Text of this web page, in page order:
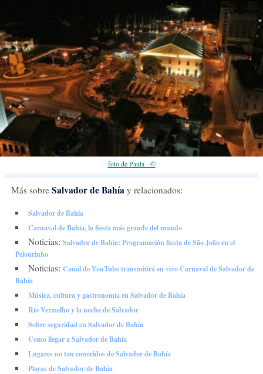
foto de Paula - ©
Más sobre Salvador de Bahía y relacionados:
Salvador de Bahía
Carnaval de Bahía, la fiesta más grande del mundo
Noticias: Salvador de Bahía: Programación fiesta de São João en el
Pelourinho
Noticias: Canal de YouTube transmitirá en vivo Carnaval de Salvador de
Bahía
Música, cultura y gastronomía en Salvador de Bahía
Río Vermelho y la noche de Salvador
Sobre seguridad en Salvador de Bahía
Como llegar a Salvador de Bahía
Lugares no tan conocidos de Salvador de Bahía
Playas de Salvador de Bahía